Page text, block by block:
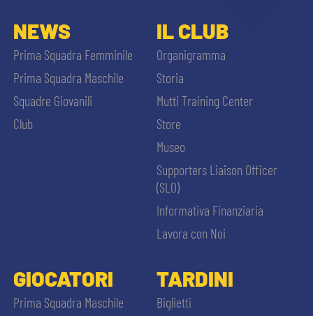
NEWS
Prima Squadra Femminile
Prima Squadra Maschile
Squadre Giovanili
Club
IL CLUB
Organigramma
Storia
Mutti Training Center
Store
Museo
Supporters Liaison Officer
(SLO)
Informativa Finanziaria
Lavora con Noi
GIOCATORI
Prima Squadra Maschile
TARDINI
Biglietti